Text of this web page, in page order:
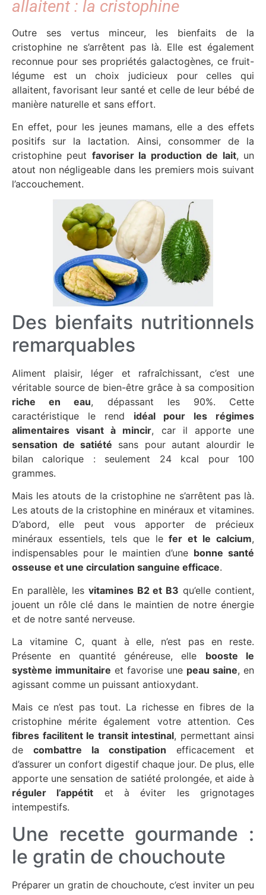
allaitent : la cristophine
Outre ses vertus minceur, les bienfaits de la
cristophine ne s’arrêtent pas là. Elle est également
reconnue pour ses propriétés galactogènes, ce fruit-
légume est un choix judicieux pour celles qui
allaitent, favorisant leur santé et celle de leur bébé de
manière naturelle et sans effort.
En effet, pour les jeunes mamans, elle a des effets
positifs sur la lactation. Ainsi, consommer de la
cristophine peut favoriser la production de lait, un
atout non négligeable dans les premiers mois suivant
l’accouchement.
Des bienfaits nutritionnels
remarquables
Aliment plaisir, léger et rafraîchissant, c’est une
véritable source de bien-être grâce à sa composition
riche en eau, dépassant les 90%. Cette
caractéristique le rend idéal pour les régimes
alimentaires visant à mincir, car il apporte une
sensation de satiété sans pour autant alourdir le
bilan calorique : seulement 24 kcal pour 100
grammes.
Mais les atouts de la cristophine ne s’arrêtent pas là.
Les atouts de la cristophine en minéraux et vitamines.
D’abord, elle peut vous apporter de précieux
minéraux essentiels, tels que lefer et le calcium,
indispensables pour le maintien d’une bonne santé
osseuse et une circulation sanguine efficace.
En parallèle, les vitamines B2 et B3 qu’elle contient,
jouent un rôle clé dans le maintien de notre énergie
et de notre santé nerveuse.
La vitamine C, quant à elle, n’est pas en reste.
Présente en quantité généreuse, elle booste le
système immunitaire et favorise une peau saine, en
agissant comme un puissant antioxydant.
Mais ce n’est pas tout. La richesse en fibres de la
cristophine mérite également votre attention. Ces
fibres facilitent le transit intestinal, permettant ainsi
de combattre la constipation efficacement et
d’assurer un confort digestif chaque jour. De plus, elle
apporte une sensation de satiété prolongée, et aide à
réguler l’appétit et à éviter les grignotages
intempestifs.
Une recette gourmande :
le gratin de chouchoute
Préparer un gratin de chouchoute, c’est inviter un peu